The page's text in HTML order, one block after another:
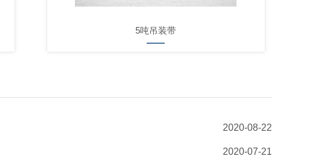
5吨吊装带
2020-08-22
2020-07-21